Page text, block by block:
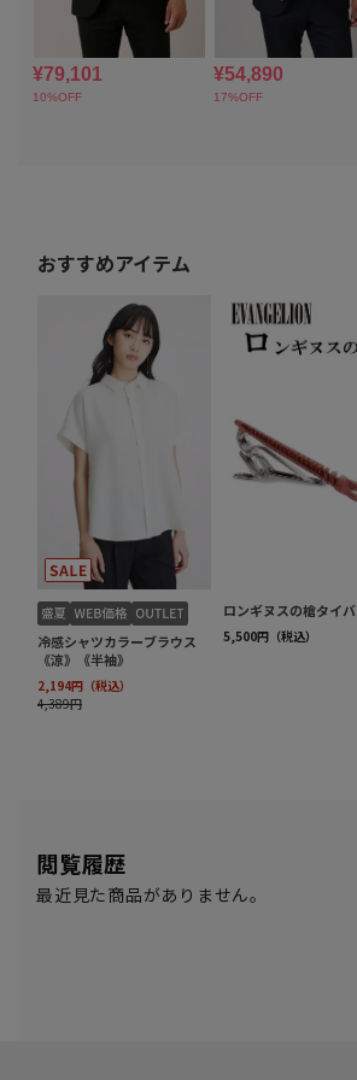
閲覧履歴
最近見た商品がありません。